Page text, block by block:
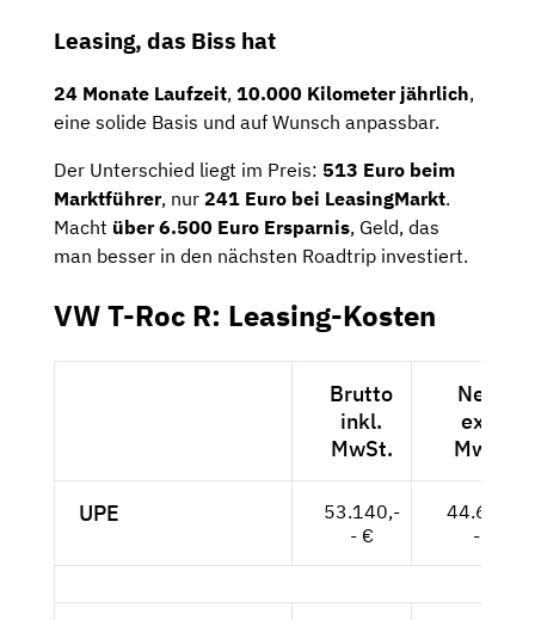
Leasing, das Biss hat
24 Monate Laufzeit, 10.000 Kilometer jährlich,
eine solide Basis und auf Wunsch anpassbar.
Der Unterschied liegt im Preis: 513 Euro beim
Marktführer, nur 241 Euro bei LeasingMarkt.
Macht über 6.500 Euro Ersparnis, Geld, das
man besser in den nächsten Roadtrip investiert.
VW T-Roc R: Leasing-Kosten
Brutto
inkl.
MwSt.
Netto
exkl.
MwSt.
UPE
53.140,-
- €
44.655,-
- €